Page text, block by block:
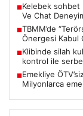
■Kelebek sohbet
Ve Chat
■TBMM’de
Önergesi Kabul
■Klibinde silah
kontrol ile
■Emekliye
Milyonlarca